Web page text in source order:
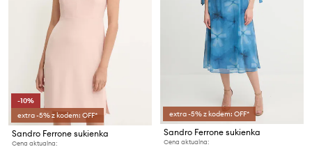
-10%
extra -5% z kodem: OFF*
Sandro Ferrone sukienka
Cena aktualna:
extra -5% z kodem: OFF*
Sandro Ferrone sukienka
Cena aktualna: